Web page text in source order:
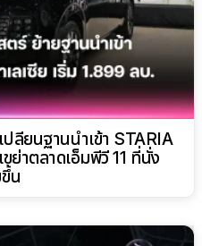
ลี่ยนฐานนำเข้า STARIA
ขย่าตลาดเอ็มพีวี 11 ที่นั่ง
น